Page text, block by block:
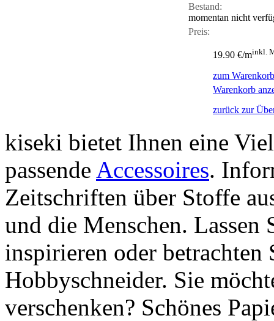
Bestand:
momentan nicht
Preis:
19.90 €/minkl.
zum
Warenkorb
zurück zur
kiseki bietet Ihnen eine
passende Accessoires.
Zeitschriften über Stoffe
und die Menschen.
inspirieren oder betrachten
Hobbyschneider. Sie
verschenken? Schönes